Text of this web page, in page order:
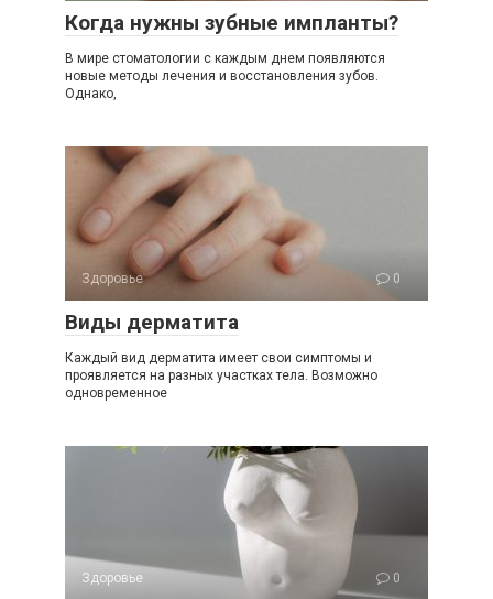
Когда нужны зубные импланты?
В мире стоматологии с каждым днем появляются
новые методы лечения и восстановления зубов.
Однако,
Здоровье 0
Виды дерматита
Каждый вид дерматита имеет свои симптомы и
проявляется на разных участках тела. Возможно
одновременное
Здоровье 0